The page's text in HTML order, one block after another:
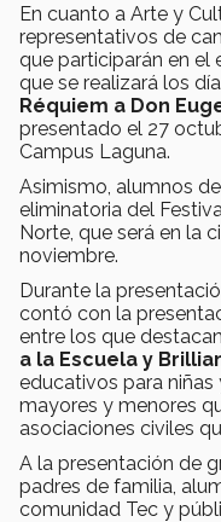
En cuanto a Arte y
representativos de
que participarán en el
que se realizará los
Réquiem a Don
presentado el 27
Campus Laguna.
Asimismo, alumnos
eliminatoria del
Norte, que será en la
noviembre.
Durante la
contó con la
entre los que destacan
a la Escuela y
educativos para
mayores y menores
asociaciones civiles
A la presentación de
padres de familia,
comunidad Tec y